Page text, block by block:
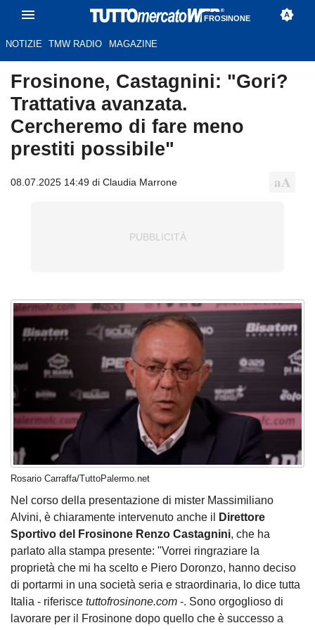
FROSINONE
NOTIZIE TMW RADIO MAGAZINE
Frosinone, Castagnini: "Gori?
Trattativa avanzata.
Cercheremo di fare meno
prestiti possibile"
08.07.2025 14:49 di Claudia Marrone
Rosario Carraffa/TuttoPalermo.net
Nel corso della presentazione di mister Massimiliano
Alvini, è chiaramente intervenuto anche il
Direttore
Sportivo del Frosinone Renzo Castagnini, che ha
parlato alla stampa presente: "Vorrei ringraziare la
proprietà che mi ha scelto e Piero Doronzo, hanno deciso
di portarmi in una società seria e straordinaria, lo dice tutta
Italia - riferisce tuttofrosinone.com -. Sono orgoglioso di
lavorare per il Frosinone dopo quello che è successo a